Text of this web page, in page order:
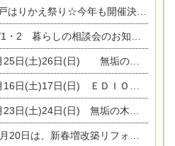
りかえ祭り☆今年も開催決定！
2 暮らしの相談会のお知らせ
日(日) 無垢の木の家体感見学会開催☆
日) ＥＤＩＯＮ東陽住建でんき館 総決算まつり
)24日(日) 無垢の木の家 完成見学会
築リフォームまつり＆家の修理祭り＆家電まつりです。